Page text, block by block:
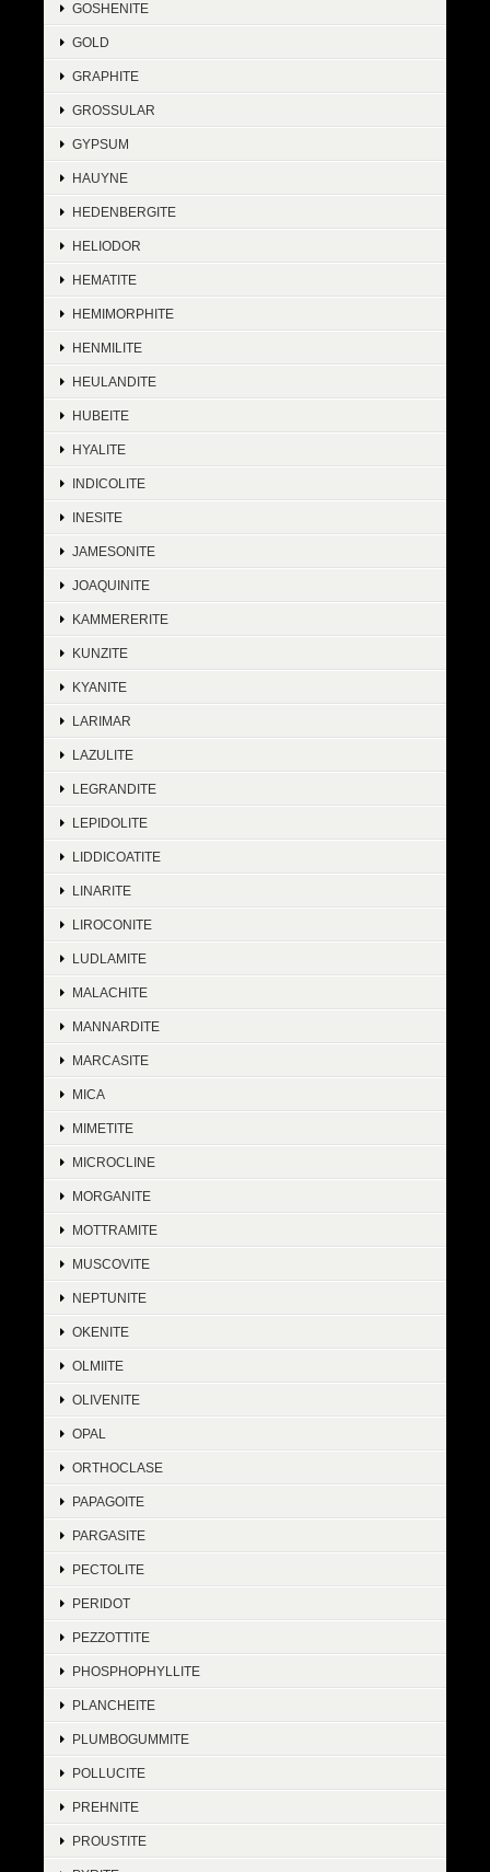
GOSHENITE
GOLD
GRAPHITE
GROSSULAR
GYPSUM
HAUYNE
HEDENBERGITE
HELIODOR
HEMATITE
HEMIMORPHITE
HENMILITE
HEULANDITE
HUBEITE
HYALITE
INDICOLITE
INESITE
JAMESONITE
JOAQUINITE
KAMMERERITE
KUNZITE
KYANITE
LARIMAR
LAZULITE
LEGRANDITE
LEPIDOLITE
LIDDICOATITE
LINARITE
LIROCONITE
LUDLAMITE
MALACHITE
MANNARDITE
MARCASITE
MICA
MIMETITE
MICROCLINE
MORGANITE
MOTTRAMITE
MUSCOVITE
NEPTUNITE
OKENITE
OLMIITE
OLIVENITE
OPAL
ORTHOCLASE
PAPAGOITE
PARGASITE
PECTOLITE
PERIDOT
PEZZOTTITE
PHOSPHOPHYLLITE
PLANCHEITE
PLUMBOGUMMITE
POLLUCITE
PREHNITE
PROUSTITE